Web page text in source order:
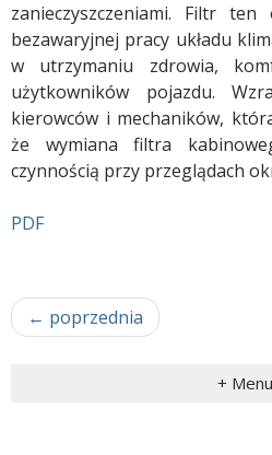
zanieczyszczeniami. Filtr
bezawaryjnej pracy układu
w utrzymaniu zdrowia,
użytkowników pojazdu.
kierowców i mechaników,
że wymiana filtra
czynnością przy przeglądach
PDF
← poprzednia
+ Menu